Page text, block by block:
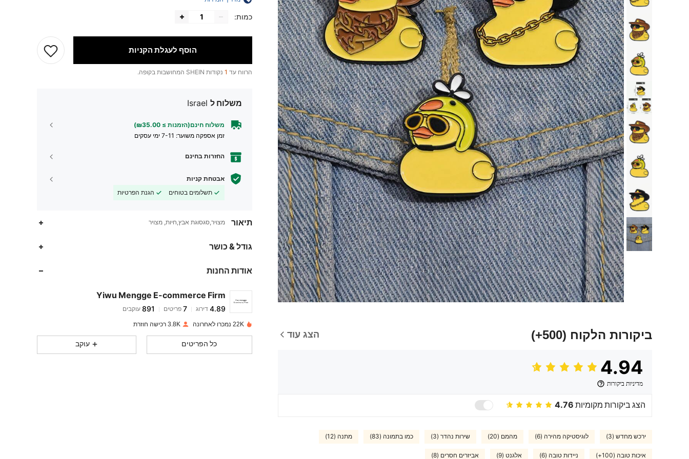
ביקורות הלקוח (500+) הצג עוד
4.94
מדיניות ביקורות
הצג ביקורות מקומיות 4.76
ירכש מחדש (3) לוגיסטיקה מהירה (6) מהמם (20) שירות נהדר (3) כמו בתמונה (83) מתנה (12)
איכות טובה (100+) ניידות טובה (6) אלגנט (9) אביזרים חסרים (8)
כמות:
הוסף לעגלת הקניות
הרווח עד 1 נקודות SHEIN המחושבות בקופה.
משלוח ל Israel
משלוח חינם(הזמנות ≥ ₪35.00)
זמן אספקה ​​משוער: 7-11 ימי עסקים
החזרות בחינם
אבטחת קניות
תשלומים בטוחים
הגנת הפרטיות
תיאור מצויר,סגסוגת אבץ,חיות, מצויר
גודל & כושר
אודות החנות
Yiwu Mengge E-commerce Firm
4.89
891עוקבים
c***1 שילםלפני יום אחד
22K נמכרו לאחרונה 3.8K רכישה חוזרת
כל הפריטים עוקב